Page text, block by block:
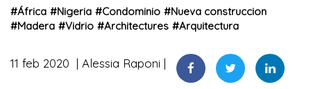
#África #Nigeria #Condominio #Nueva construccion
#Madera #Vidrio #Architectures #Arquitectura
11 feb 2020 Alessia Raponi